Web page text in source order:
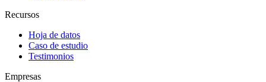
Recursos
Hoja de datos
Caso de estudio
Testimonios
Empresas